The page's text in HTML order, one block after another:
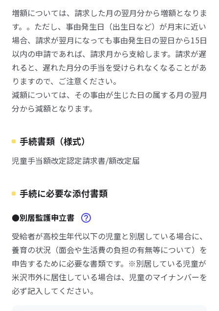
増額については、請求した月の翌月分から増額となりま
す。。ただし、事由発生日（出生日など）が月末に近い
場合、請求が翌月になっても事由発生日の翌日から15日
以内の申請であれば、請求月から支給します。請求が遅
れると、遅れた月分の手当を受けられなくなることがあ
りますので、ご注意ください。
減額については、その事由が生じた日の属する月の翌月
分から減額となります。
手続書類（様式）
児童手当額改定認定請求書/額改定届
手続に必要な添付書類
●別居監護申立書
受給者が高校生年代以下の児童と別居している場合に、
養育の状況（面会や生活費の負担の有無等について）を
申告するために必要な書類です。※別居している児童が
米沢市外に居住している場合は、児童のマイナンバーを
必ず記入してください。